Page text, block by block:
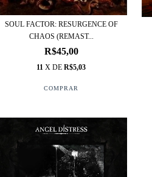
SOUL FACTOR: RESURGENCE OF
CHAOS (REMAST...
R$45,00
11 X DER$5,03